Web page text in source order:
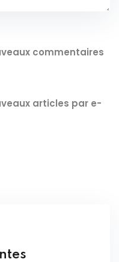
commentaires
articles par e-